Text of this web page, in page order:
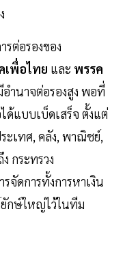
ต่อรองของ
เพื่อไทย และ พรรค
ำนาจต่อรองสูง พอที่
ได้แบบเบ็ดเสร็จ ตั้งแต่
ะเทศ, คลัง, พาณิชย์,
กระทรวง
จัดการทั้งการหาเงิน
ยักษ์ใหญ่ไว้ในทีม